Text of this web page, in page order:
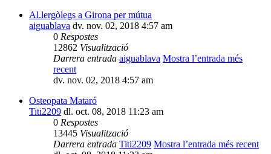
Al.lergòlegs a Girona per mútua
aiguablava dv. nov. 02, 2018 4:57 am
0 Respostes
12862 Visualització
Darrera entrada aiguablava Mostra l’entrada més
recent
dv. nov. 02, 2018 4:57 am
Osteopata Mataró
Titi2209 dl. oct. 08, 2018 11:23 am
0 Respostes
13445 Visualització
Darrera entrada Titi2209 Mostra l’entrada més recent